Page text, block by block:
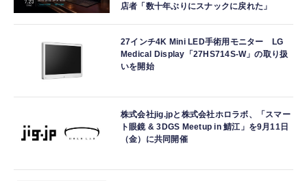
店者「数十年ぶりにスナックに戻れた」
27インチ4K Mini LED手術用モニター LG
Medical Display「27HS714S-W」の取り扱
いを開始
株式会社jig.jpと株式会社ホロラボ、「スマー
ト眼鏡 & 3DGS Meetup in 鯖江」を9月11日
（金）に共同開催